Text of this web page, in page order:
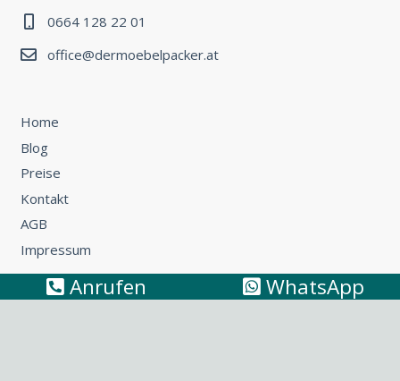
0664 128 22 01
office@dermoebelpacker.at
Home
Blog
Preise
Kontakt
AGB
Impressum
Umzug Wien – Österreich: So können Sie günstig umziehen
Anrufen WhatsApp